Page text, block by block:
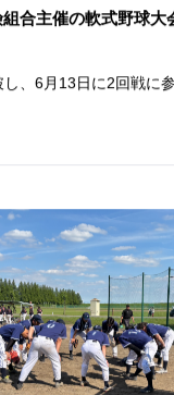
合主催の軟式野球大
、6月13日に2回戦に